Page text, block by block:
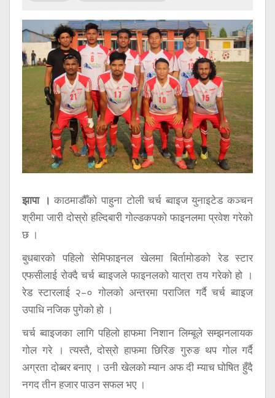
झापा । काठमाडौँको पाहुना टोली चर्च ब्वाइज युनाइटेड कञ्चन
श्रीमा जारी दोस्रो हल्दिबारी गोल्डकपको फाइनलमा प्रवेश गरेको
छ ।
बुधबारको पहिलो सेमिफाइनल खेलमा बिर्तामोडको रेड स्टार
एफसीलाई रोक्दै चर्च ब्वाइजले फाइनलको यात्रा तय गरेको हो ।
रेड स्टारलाई २–० गोलको अन्तरमा पराजित गर्दै चर्च ब्वाइज
उपाधि नजिक पुगेको हो ।
चर्च ब्वाइजका लागि पहिलो हाफमा निशान लिम्बूले सम्झनलायक
गोल गरे । त्यस्तै, दोस्रो हाफमा छिरिङ गुरुङ थप गोल गर्दै
अग्रता दोब्बर बनाए । उनी खेलको म्यान अफ दी म्याच घोषित हुँदै
नगद तीन हजार पाउन सफल भए ।
सूचना
प्रविधि
अन्तर्वार्ता
अन्तर्राष्ट्रिय
स्वास्थ्य
विज्ञापन
Tech